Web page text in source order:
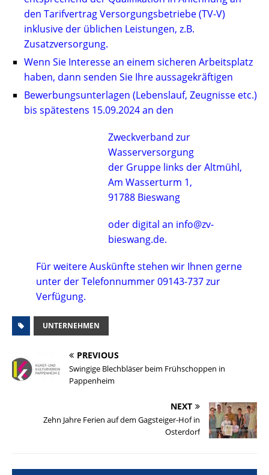
den Tarifvertrag Versorgungsbetriebe (TV-V)
inklusive der üblichen Leistungen, z.B.
Zusatzversorgung.
Wenn Sie Interesse an einem sicheren Arbeitsplatz
haben, dann senden Sie Ihre aussagekräftigen
Bewerbungsunterlagen (Lebenslauf, Zeugnisse etc.)
bis spätestens 15.09.2024 an den
Zweckverband zur
Wasserversorgung
der Gruppe links der Altmühl,
Am Wasserturm 1,
91788 Bieswang
oder digital an info@zv-
bieswang.de.
Für weitere Auskünfte stehen wir Ihnen gerne
unter der Telefonnummer 09143-737 zur
Verfügung.
UNTERNEHMEN
PREVIOUS
Swingige Blechbläser beim Frühschoppen in
Pappenheim
NEXT
Zehn Jahre Ferien auf dem Gagsteiger-Hof in
Osterdorf